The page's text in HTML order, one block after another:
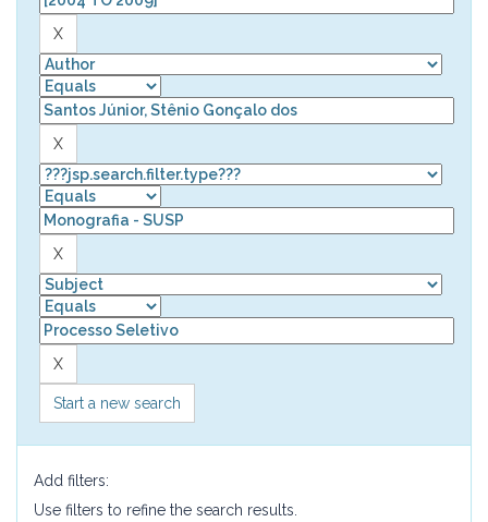
Start a new search
Add filters:
Use filters to refine the search results.